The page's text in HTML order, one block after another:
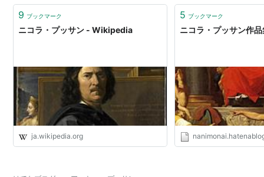
関連キーワード
西洋美術史
9 ブックマーク
ニコラ・プッサン - Wikipedia
ja.wikipedia.org
5 ブックマーク
ニコラ・プッサン作